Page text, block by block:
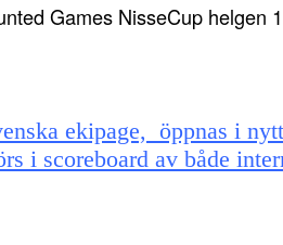
Games NisseCup helgen
ekipage, öppnas i
i scoreboard av både